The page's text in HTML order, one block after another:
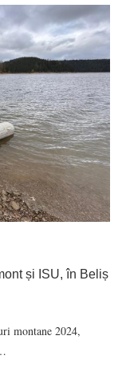
și ISU, în Beliș
montane 2024,